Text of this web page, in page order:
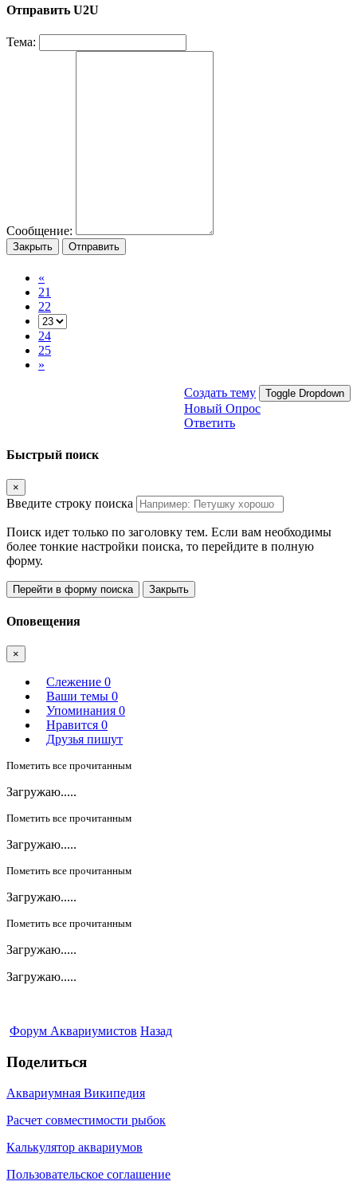
Отправить U2U
Тема:
Сообщение:
Закрыть Отправить
«
21
22
24
25
»
Создать тему Toggle Dropdown
Новый Опрос
Ответить
Быстрый поиск
×
Введите строку поиска
Поиск идет только по заголовку тем. Если вам необходимы
более тонкие настройки поиска, то перейдите в полную
форму.
Перейти в форму поиска Закрыть
Оповещения
×
Слежение 0
Ваши темы 0
Упоминания 0
Нравится 0
Друзья пишут
Пометить все прочитанным
Загружаю.....
Пометить все прочитанным
Загружаю.....
Пометить все прочитанным
Загружаю.....
Пометить все прочитанным
Загружаю.....
Загружаю.....
Форум Аквариумистов Назад
Поделиться
Аквариумная Википедия
Расчет совместимости рыбок
Калькулятор аквариумов
Пользовательское соглашение